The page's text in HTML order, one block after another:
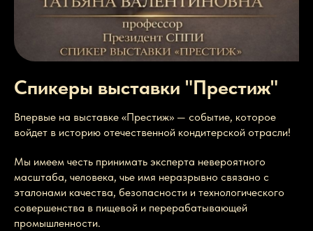
Спикеры выставки "Престиж"
Впервые на выставке «Престиж» — событие, которое
войдет в историю отечественной кондитерской отрасли!
Мы имеем честь принимать эксперта невероятного
масштаба, человека, чье имя неразрывно связано с
эталонами качества, безопасности и технологического
совершенства в пищевой и перерабатывающей
промышленности.